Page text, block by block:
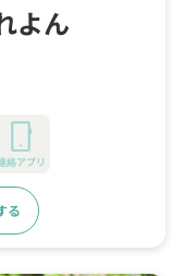
よん
絡アプリ
る